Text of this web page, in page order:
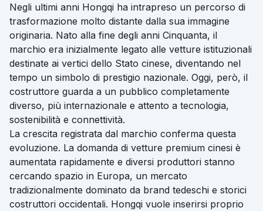
Negli ultimi anni Hongqi ha intrapreso un percorso di
trasformazione molto distante dalla sua immagine
originaria. Nato alla fine degli anni Cinquanta, il
marchio era inizialmente legato alle vetture istituzionali
destinate ai vertici dello Stato cinese, diventando nel
tempo un simbolo di prestigio nazionale. Oggi, però, il
costruttore guarda a un pubblico completamente
diverso, più internazionale e attento a tecnologia,
sostenibilità e connettività.
La crescita registrata dal marchio conferma questa
evoluzione. La domanda di vetture premium cinesi è
aumentata rapidamente e diversi produttori stanno
cercando spazio in Europa, un mercato
tradizionalmente dominato da brand tedeschi e storici
costruttori occidentali. Hongqi vuole inserirsi proprio